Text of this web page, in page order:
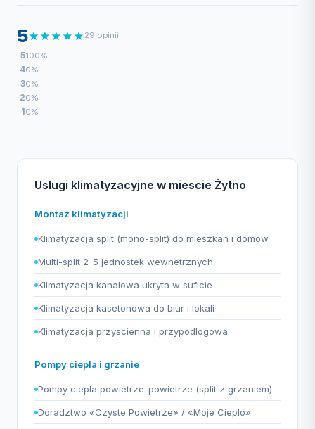
5★★★★★ 29 opinii
5100%
40%
30%
20%
10%
Uslugi klimatyzacyjne w miescie Żytno
Montaz klimatyzacji
Klimatyzacja split (mono-split) do mieszkan i domow
Multi-split 2-5 jednostek wewnetrznych
Klimatyzacja kanalowa ukryta w suficie
Klimatyzacja kasetonowa do biur i lokali
Klimatyzacja przyscienna i przypodlogowa
Pompy ciepla i grzanie
Pompy ciepla powietrze-powietrze (split z grzaniem)
Doradztwo «Czyste Powietrze» / «Moje Cieplo»